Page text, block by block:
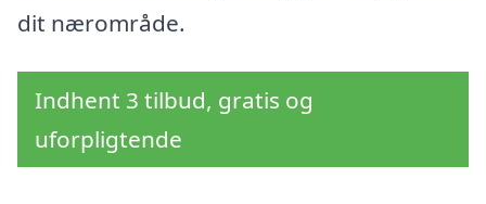
dit nærområde.
Indhent 3 tilbud, gratis og
uforpligtende